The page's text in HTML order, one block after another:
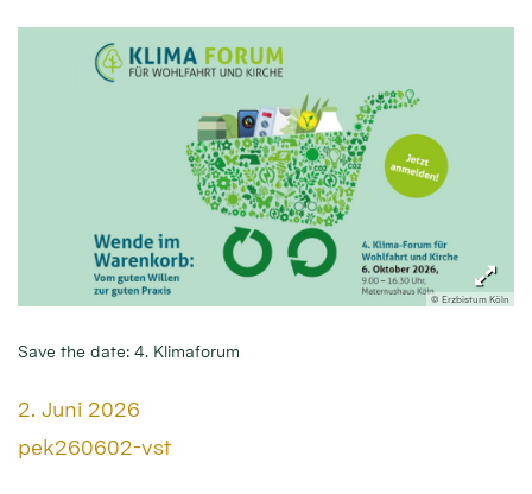
© Erzbistum Köln
Save the date: 4. Klimaforum
Datum:
2. Juni 2026
Von:
pek260602-vst